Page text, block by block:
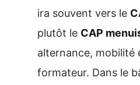
ira souvent vers le
plutôt le CAP
alternance, mobilité
formateur. Dans le